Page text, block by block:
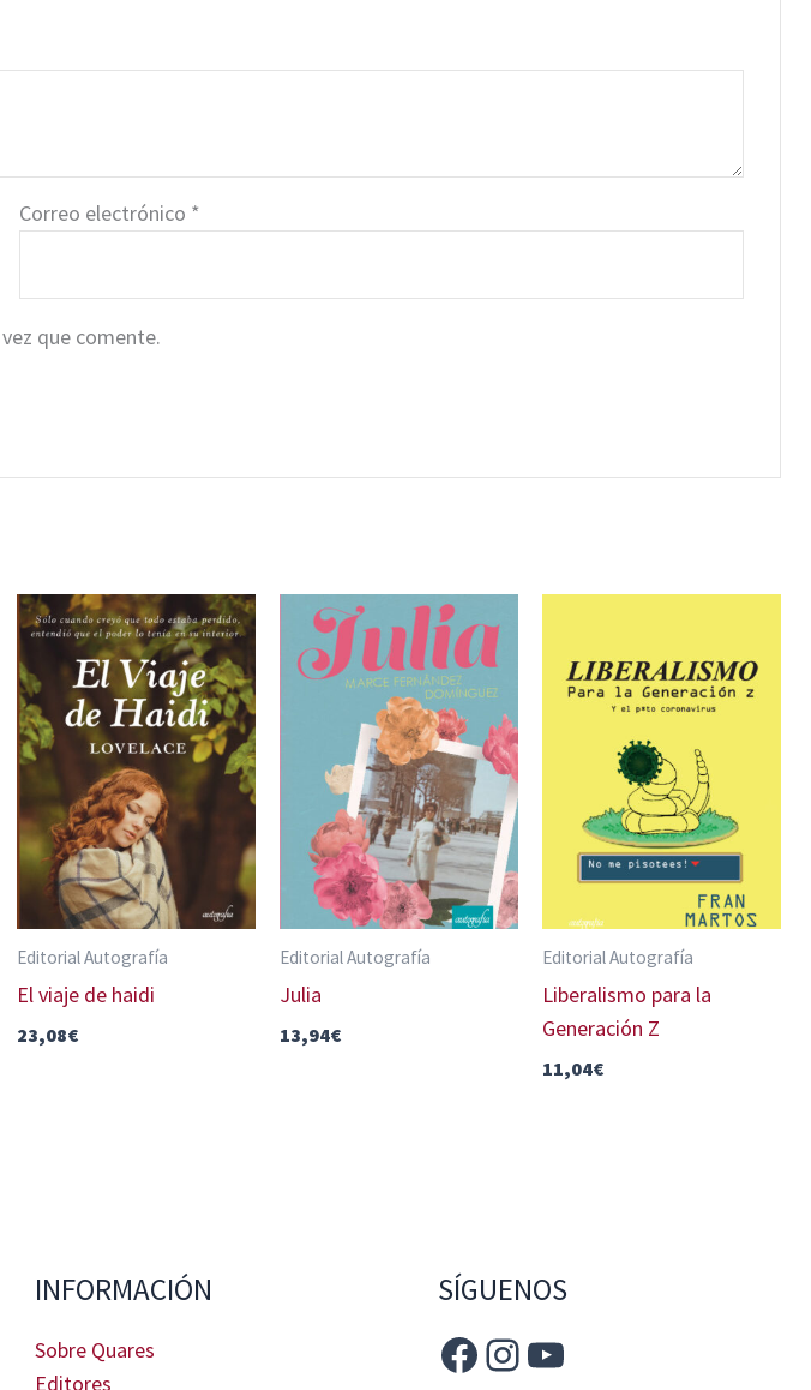
Correo electrónico *
que comente.
Editorial Autografía
El viaje de haidi
23,08€
Editorial Autografía
Julia
13,94€
Editorial Autografía
Liberalismo para la
Generación Z
11,04€
INFORMACIÓN
Sobre Quares
Editores
SÍGUENOS